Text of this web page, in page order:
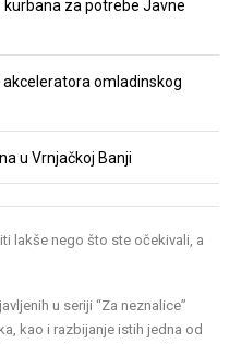
za potrebe Javne
akceleratora omladinskog
u Vrnjačkoj Banji
lakše nego što ste očekivali, a
u seriji “Za neznalice”
kao i razbijanje istih jedna od